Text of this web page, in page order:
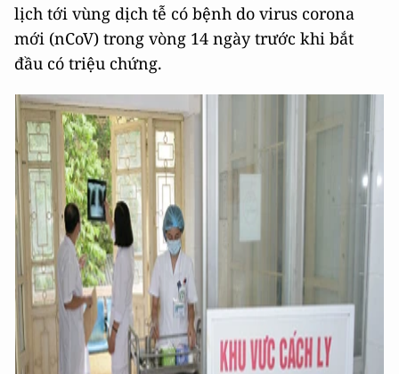
lịch tới vùng dịch tễ có bệnh do virus corona
mới (nCoV) trong vòng 14 ngày trước khi bắt
đầu có triệu chứng.